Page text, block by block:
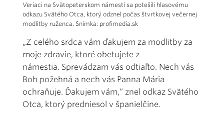
Veriaci na Svätopeterskom námestí sa potešili hlasovému
odkazu Svätého Otca, ktorý odznel počas štvrtkovej večernej
modlitby ruženca. Snímka: profimedia.sk
„Z celého srdca vám ďakujem za modlitby za
moje zdravie, ktoré obetujete z
námestia. Sprevádzam vás odtiaľto. Nech vás
Boh požehná a nech vás Panna Mária
ochraňuje. Ďakujem vám,“ znel odkaz Svätého
Otca, ktorý predniesol v španielčine.